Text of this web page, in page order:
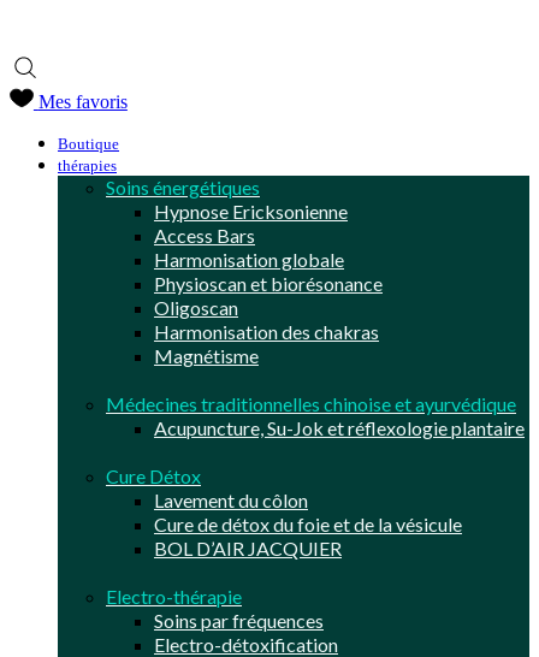
Mes favoris
Boutique
thérapies
Soins énergétiques
Hypnose Ericksonienne
Access Bars
Harmonisation globale
Physioscan et biorésonance
Oligoscan
Harmonisation des chakras
Magnétisme
Médecines traditionnelles chinoise et ayurvédique
Acupuncture, Su-Jok et réflexologie plantaire
Cure Détox
Lavement du côlon
Cure de détox du foie et de la vésicule
BOL D’AIR JACQUIER
Electro-thérapie
Soins par fréquences
Electro-détoxification